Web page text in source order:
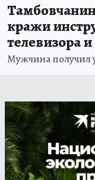
кражи
телевизора
Мужчина получил